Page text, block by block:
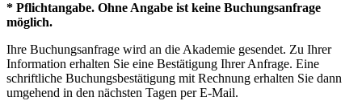
* Pflichtangabe. Ohne Angabe ist keine Buchungsanfrage
möglich.
Ihre Buchungsanfrage wird an die Akademie gesendet. Zu Ihrer
Information erhalten Sie eine Bestätigung Ihrer Anfrage. Eine
schriftliche Buchungsbestätigung mit Rechnung erhalten Sie dann
umgehend in den nächsten Tagen per E-Mail.